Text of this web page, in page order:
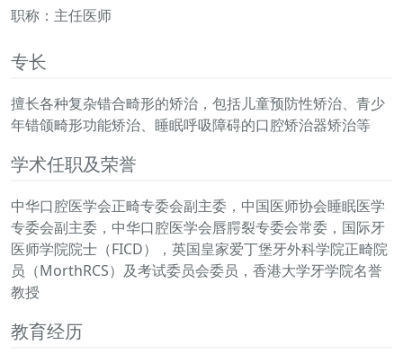
职称：主任医师
专长
擅长各种复杂错合畸形的矫治，包括儿童预防性矫治、青少
年错颌畸形功能矫治、睡眠呼吸障碍的口腔矫治器矫治等
学术任职及荣誉
中华口腔医学会正畸专委会副主委，中国医师协会睡眠医学
专委会副主委，中华口腔医学会唇腭裂专委会常委，国际牙
医师学院院士（FICD），英国皇家爱丁堡牙外科学院正畸院
员（MorthRCS）及考试委员会委员，香港大学牙学院名誉
教授
教育经历